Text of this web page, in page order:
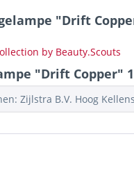
"Drift
by Beauty.Scouts
"Drift Copper"
Zijlstra B.V. Hoog